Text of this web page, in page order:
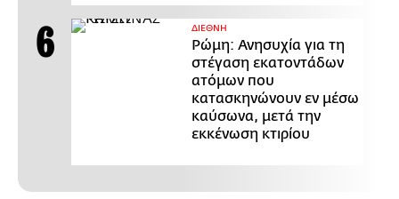
ΔΙΕΘΝΗ
Ρώμη: Ανησυχία για τη
στέγαση εκατοντάδων
ατόμων που
κατασκηνώνουν εν μέσω
καύσωνα, μετά την
εκκένωση κτιρίου